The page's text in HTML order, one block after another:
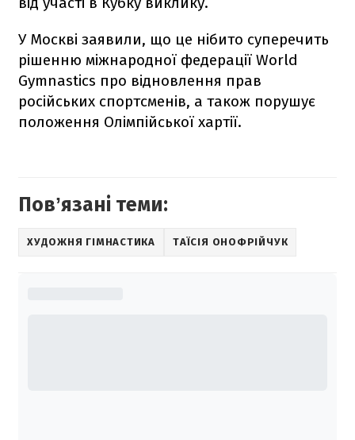
У Москві заявили, що це нібито суперечить
рішенню міжнародної федерації World
Gymnastics про відновлення прав
російських спортсменів, а також порушує
положення Олімпійської хартії.
Повʼязані теми:
ХУДОЖНЯ ГІМНАСТИКА ТАЇСІЯ ОНОФРІЙЧУК